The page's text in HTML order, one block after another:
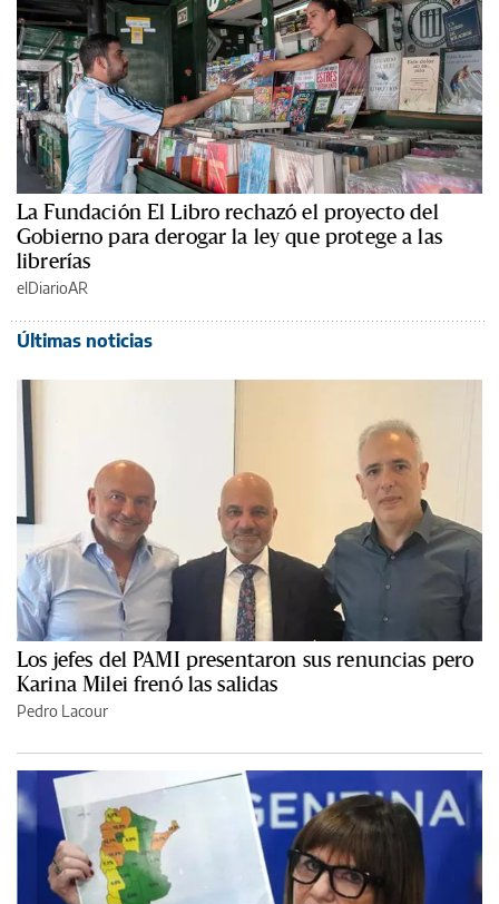
La Fundación El Libro rechazó el proyecto del
Gobierno para derogar la ley que protege a las
librerías
elDiarioAR
Últimas noticias
Los jefes del PAMI presentaron sus renuncias pero
Karina Milei frenó las salidas
Pedro Lacour